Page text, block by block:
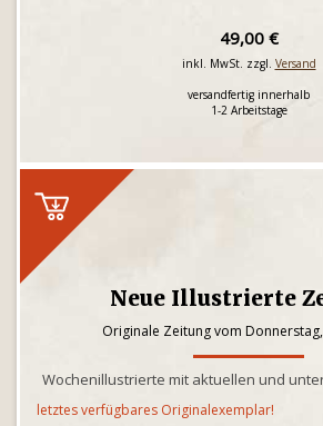
49,00 €
inkl. MwSt. zzgl. Versand
versandfertig innerhalb
1-2 Arbeitstage
Neue Illustrierte
Originale Zeitung vom
Wochenillustrierte mit aktuellen und
letztes verfügbares Originalexemplar!